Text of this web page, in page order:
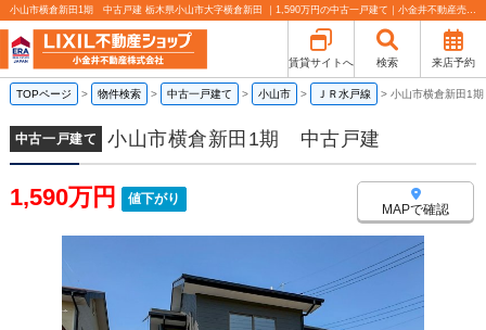
小山市横倉新田1期 中古戸建 栃木県小山市大字横倉新田 ｜1,590万円の中古一戸建て｜小金井不動産売買部 小山城東店
賃貸サイトへ 検索 来店予約
TOPページ > 物件検索 > 中古一戸建て > 小山市 > ＪＲ水戸線 > 小山市横倉新田1
中古一戸建て 小山市横倉新田1期 中古戸建
1,590万円 値下がり
MAPで確認